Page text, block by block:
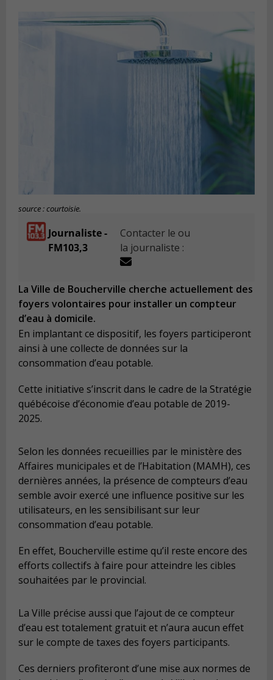
source : courtoisie.
Journaliste -
FM103,3
Contacter le ou
la journaliste :
La Ville de Boucherville cherche actuellement des
foyers volontaires pour installer un compteur
d’eau à domicile.
En implantant ce dispositif, les foyers participeront
ainsi à une collecte de données sur la
consommation d’eau potable.
Cette initiative s’inscrit dans le cadre de la Stratégie
québécoise d’économie d’eau potable de 2019-
2025.
Selon les données recueillies par le ministère des
Affaires municipales et de l’Habitation (MAMH), ces
dernières années, la présence de compteurs d’eau
semble avoir exercé une influence positive sur les
utilisateurs, en les sensibilisant sur leur
consommation d’eau potable.
En effet, Boucherville estime qu’il reste encore des
efforts collectifs à faire pour atteindre les cibles
souhaitées par le provincial.
La Ville précise aussi que l’ajout de ce compteur
d’eau est totalement gratuit et n’aura aucun effet
sur le compte de taxes des foyers participants.
Ces derniers profiteront d’une mise aux normes de